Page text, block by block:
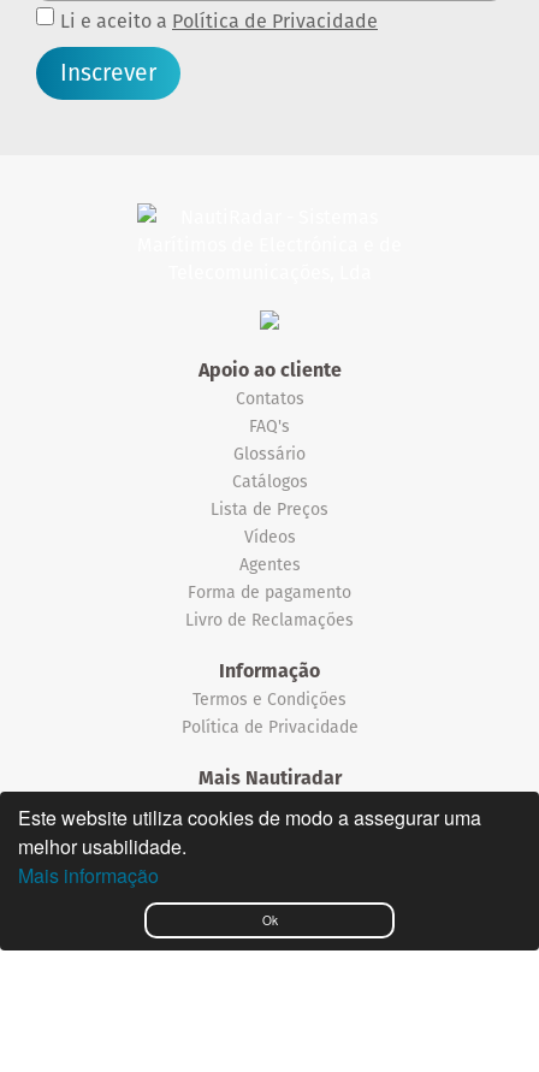
Ok
Este website utiliza cookies de modo a assegurar uma
melhor usabilidade.
Mais informação
Li e aceito a Política de Privacidade
Inscrever
Apoio ao cliente
Contatos
FAQ's
Glossário
Catálogos
Lista de Preços
Vídeos
Agentes
Forma de pagamento
Livro de Reclamações
Informação
Termos e Condições
Política de Privacidade
Mais Nautiradar
Notícias